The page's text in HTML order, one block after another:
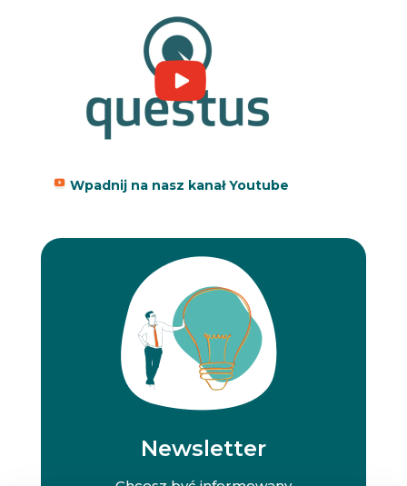
Wpadnij na nasz kanał Youtube
Newsletter